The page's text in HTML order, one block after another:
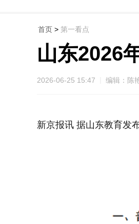
首页 > 第一看点
山东2026
2026-06-25 15:47 编辑：陈
新京报讯 据山东教育发